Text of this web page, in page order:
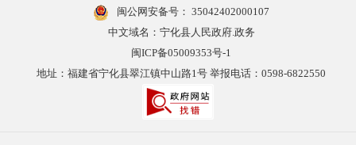
闽公网安备号： 35042402000107
中文域名：宁化县人民政府.政务
闽ICP备05009353号-1
地址：福建省宁化县翠江镇中山路1号 举报电话：0598-6822550